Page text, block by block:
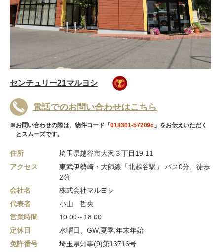
センチュリー21マルヨシ
電話でのお問い合わせはこちら
※お問い合わせの際は、物件コード「 018301-57209c 」をお伝えいただく
とスムーズです。
住所
埼玉県越谷市大沢３丁目19-11
アクセス
東武伊勢崎・大師線「北越谷駅」 バス0分、徒歩
2分
会社名
株式会社マルヨシ
代表者
小山 哲央
営業時間
10:00～18:00
定休日
水曜日、GW,夏季,年末年始
免許番号
埼玉県知事(9)第13716号